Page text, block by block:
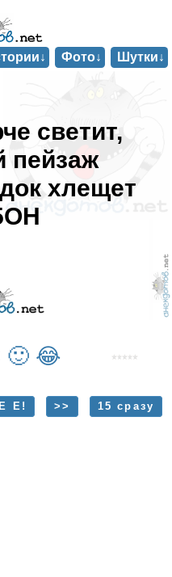
Фото↓ Шутки↓
светит,
пейзаж
хлещет
🙂 😂
Е! >> 15 сразу